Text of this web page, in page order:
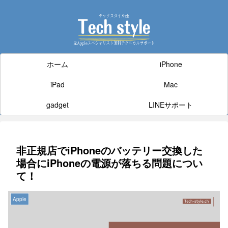
ホーム
iPhone
iPad
Mac
gadget
LINEサポート
非正規店でiPhoneのバッテリー交換した
場合にiPhoneの電源が落ちる問題につい
て！
Apple